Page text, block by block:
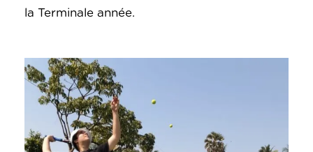
la Terminale année.